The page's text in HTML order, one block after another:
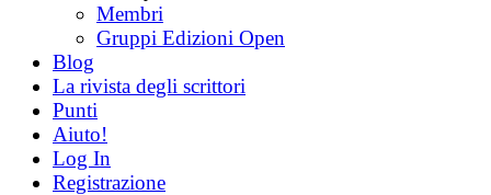
Membri
Gruppi Edizioni Open
Blog
La rivista degli scrittori
Punti
Aiuto!
Log In
Registrazione